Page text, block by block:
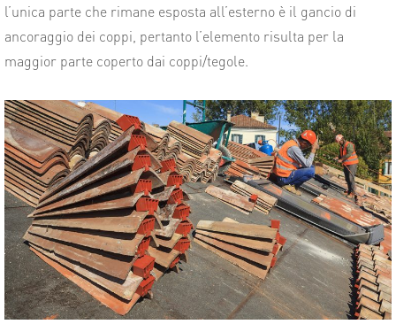
l’unica parte che rimane esposta all’esterno è il gancio di
ancoraggio dei coppi, pertanto l’elemento risulta per la
maggior parte coperto dai coppi/tegole.